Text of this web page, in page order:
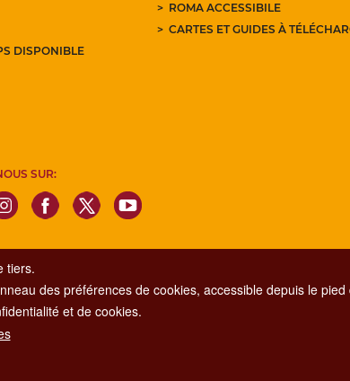
DISPONIBLE
ROMA ACCESSIBILE
CARTES ET GUIDES À
SUR:
e Moda.
tiers.
des préférences de cookies, accessible depuis le pied
et de cookies.